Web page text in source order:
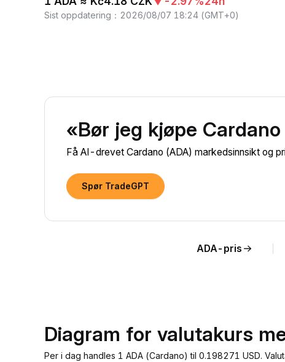
Sist oppdatering ： 2026/08/07 18:24 (GMT+0)
«Bør jeg kjøpe
Få AI-drevet Cardano (ADA) markedsinnsikt og
Spør TradeGPT
ADA-pris
Diagram for valutakurs
Per i dag handles 1 ADA (Cardano) til 0.198271 USD.